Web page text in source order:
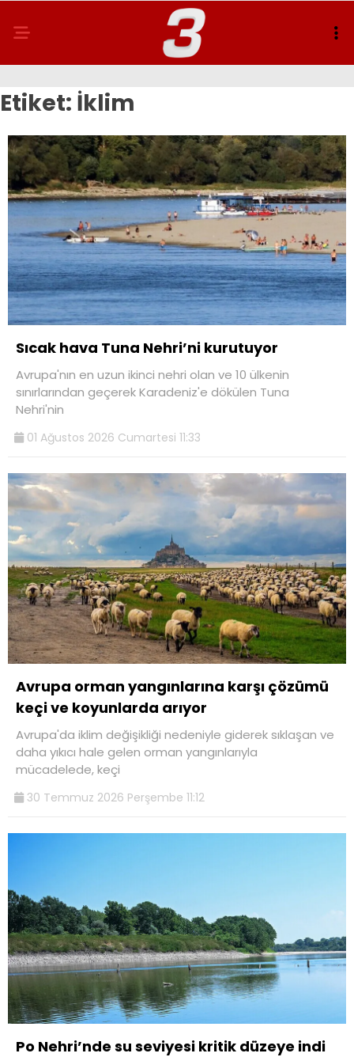
Etiket: İklim
Sıcak hava Tuna Nehri’ni kurutuyor
Avrupa'nın en uzun ikinci nehri olan ve 10 ülkenin
sınırlarından geçerek Karadeniz'e dökülen Tuna
Nehri'nin
01 Ağustos 2026 Cumartesi 11:33
Avrupa orman yangınlarına karşı çözümü
keçi ve koyunlarda arıyor
Avrupa'da iklim değişikliği nedeniyle giderek sıklaşan ve
daha yıkıcı hale gelen orman yangınlarıyla
mücadelede, keçi
30 Temmuz 2026 Perşembe 11:12
Po Nehri’nde su seviyesi kritik düzeye indi